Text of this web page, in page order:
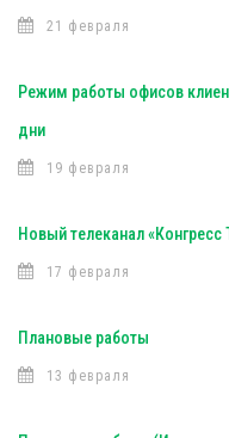
21 февраля
Режим работы офисов
дни
19 февраля
Новый телеканал «Конгресс
17 февраля
Плановые работы
13 февраля